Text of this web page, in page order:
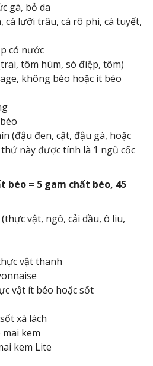
gà, bỏ da
cá lưỡi trâu, cá rô phi, cá tuyết,
có nước
tôm hùm, sò điệp, tôm)
không béo hoặc ít béo
(đậu đen, cật, đậu gà, hoặc
này được tính là 1 ngũ cốc
béo = 5 gam chất béo, 45
vật, ngô, cải dầu, ô liu,
vật thanh
vật ít béo hoặc sốt
xà lách
kem
kem Lite